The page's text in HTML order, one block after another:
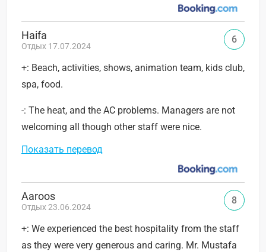
Haifa
Отдых 17.07.2024
+: Beach, activities, shows, animation team, kids club,
spa, food.
-: The heat, and the AC problems. Managers are not
welcoming all though other staff were nice.
Показать перевод
6
Aaroos
Отдых 23.06.2024
+: We experienced the best hospitality from the staff
as they were very generous and caring. Mr. Mustafa
8